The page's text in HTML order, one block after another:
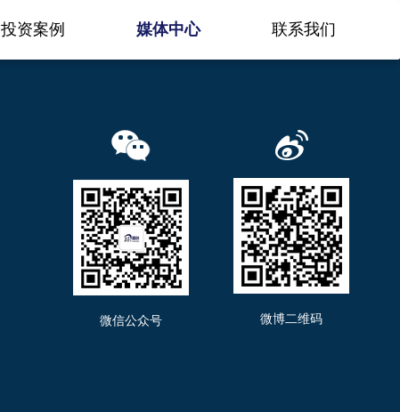
投资案例 媒体中心 联系我们
微信公众号 微博二维码